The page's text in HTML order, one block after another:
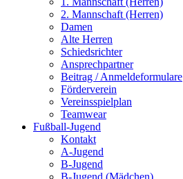
2. Mannschaft (Herren)
Damen
Alte Herren
Schiedsrichter
Ansprechpartner
Beitrag / Anmeldeformulare
Förderverein
Vereinsspielplan
Teamwear
Fußball-Jugend
Kontakt
A-Jugend
B-Jugend
B-Jugend (Mädchen)